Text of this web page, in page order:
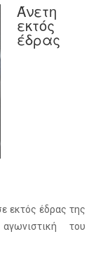
Άνετη
εκτός
έδρας
εκτός έδρας της
του